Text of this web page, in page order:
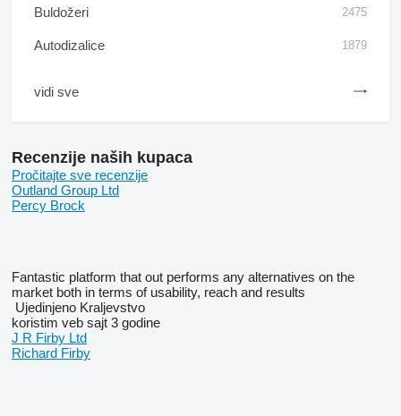
Buldožeri 2475
Autodizalice 1879
vidi sve
Recenzije naših kupaca
Pročitajte sve recenzije
Outland Group Ltd
Percy Brock
Fantastic platform that out performs any alternatives on the
market both in terms of usability, reach and results
Ujedinjeno Kraljevstvo
koristim veb sajt 3 godine
J R Firby Ltd
Richard Firby